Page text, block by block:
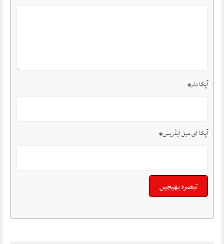
آپکا نام*
آپکا ای میل ایڈریس*